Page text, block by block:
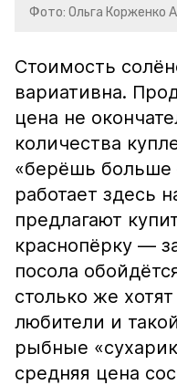
Фото: Ольга Корженко
Стоимость
вариативна.
цена не
количества
«берёшь
работает здесь
предлагают
краснопёрку —
посола
столько же
любители и
рыбные
средняя цена